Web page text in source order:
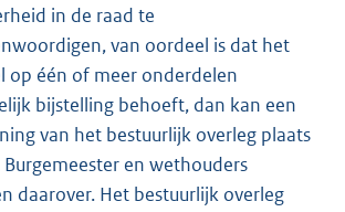
in de raad te
van oordeel is dat het
op één of meer onderdelen
bijstelling behoeft, dan kan een
van het bestuurlijk overleg plaats
en wethouders
daarover. Het bestuurlijk overleg